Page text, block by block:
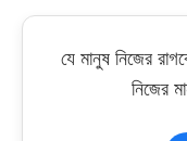
যে মানুষ নিজের
নিজের